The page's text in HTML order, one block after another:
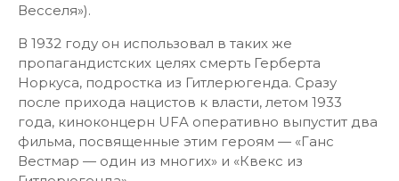
Весселя»).
В 1932 году он использовал в таких же
пропагандистских целях смерть Герберта
Норкуса, подростка из Гитлерюгенда. Сразу
после прихода нацистов к власти, летом 1933
года, киноконцерн UFA оперативно выпустит два
фильма, посвященные этим героям — «Ганс
Вестмар — один из многих» и «Квекс из